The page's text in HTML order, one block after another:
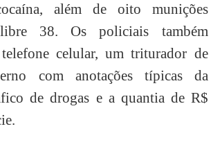
além de oito munições
38. Os policiais também
celular, um triturador de
com anotações típicas da
de drogas e a quantia de R$